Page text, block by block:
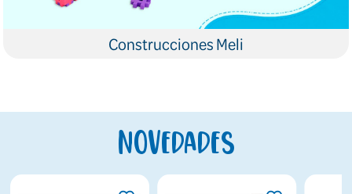
Construcciones Meli
Novedades